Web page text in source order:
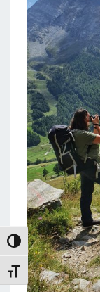
Umschalten auf
Schrift vergrößern